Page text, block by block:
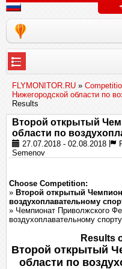
---
FLYMONITOR.RU »
Нижегородской области по
Results
Второй открытый
области по
27.07.2018 - 02.08.2018
Semenov
Choose Competition:
» Второй открытый
воздухоплавательному
» Чемпионат Приволжского
воздухоплавательному спорту
Results
Второй открытый
области по